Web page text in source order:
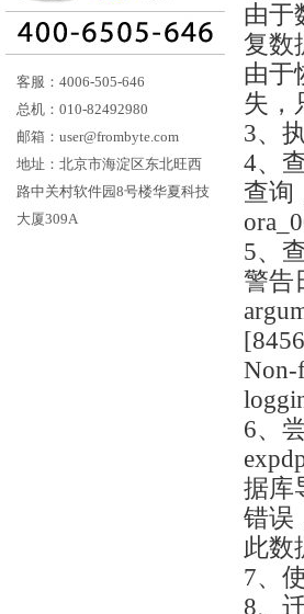
客服：4006-505-646
总机：010-82492980
邮箱：user@frombyte.com
地址：北京市海淀区东北旺西
路中关村软件园8号楼华夏科技
大厦309A
由于
复数
由于
失，
3、
4、
查询
5、
警告
Non-
6、
据库
错误
此数
7、
8、